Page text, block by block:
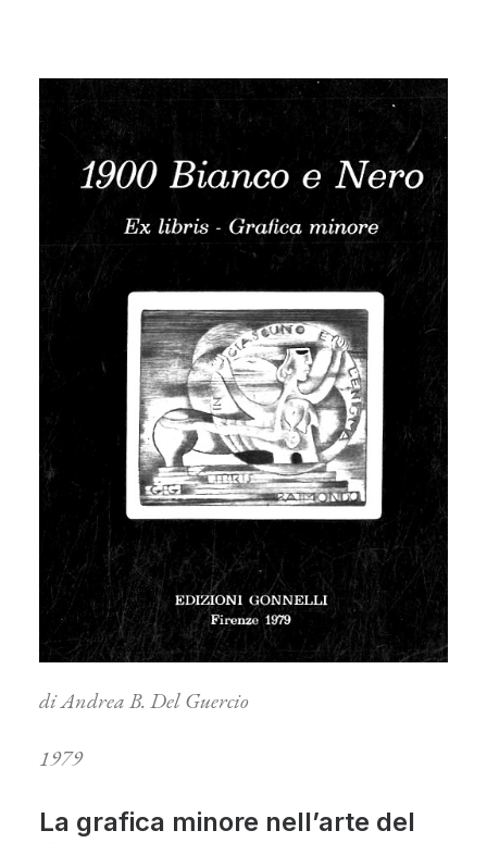
di Andrea B. Del Guercio
1979
La grafica minore nell’arte del